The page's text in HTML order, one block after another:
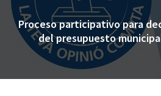
Proceso participativo para
del presupuesto